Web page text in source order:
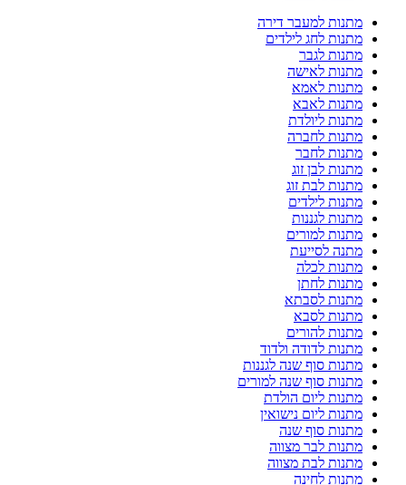
מתנות למעבר דירה
מתנות לחג לילדים
מתנות לגבר
מתנות לאישה
מתנות לאמא
מתנות לאבא
מתנות ליולדת
מתנות לחברה
מתנות לחבר
מתנות לבן זוג
מתנות לבת זוג
מתנות לילדים
מתנות לגננות
מתנות למורים
מתנה לסייעת
מתנות לכלה
מתנות לחתן
מתנות לסבתא
מתנות לסבא
מתנות להורים
מתנות לדודה ולדוד
מתנות סוף שנה לגננות
מתנות סוף שנה למורים
מתנות ליום הולדת
מתנות ליום נישואין
מתנות סוף שנה
מתנות לבר מצווה
מתנות לבת מצווה
מתנות לחינה